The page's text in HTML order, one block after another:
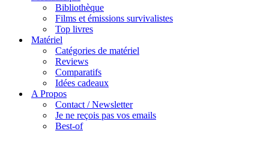
Bibliothèque
Films et émissions survivalistes
Top livres
Matériel
Catégories de matériel
Reviews
Comparatifs
Idées cadeaux
A Propos
Contact / Newsletter
Je ne reçois pas vos emails
Best-of